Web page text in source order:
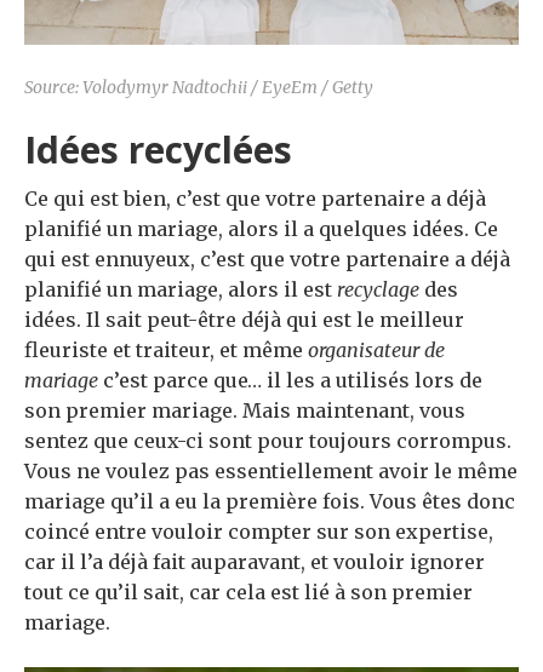
Source: Volodymyr Nadtochii / EyeEm / Getty
Idées recyclées
Ce qui est bien, c’est que votre partenaire a déjà
planifié un mariage, alors il a quelques idées. Ce
qui est ennuyeux, c’est que votre partenaire a déjà
planifié un mariage, alors il est recyclage des
idées. Il sait peut-être déjà qui est le meilleur
fleuriste et traiteur, et même organisateur de
mariage c’est parce que… il les a utilisés lors de
son premier mariage. Mais maintenant, vous
sentez que ceux-ci sont pour toujours corrompus.
Vous ne voulez pas essentiellement avoir le même
mariage qu’il a eu la première fois. Vous êtes donc
coincé entre vouloir compter sur son expertise,
car il l’a déjà fait auparavant, et vouloir ignorer
tout ce qu’il sait, car cela est lié à son premier
mariage.